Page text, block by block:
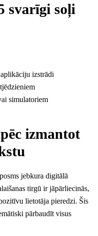
svarīgi soļi
izstrādi
simulatoriem
izmantot
jebkura digitālā
tirgū ir jāpārliecinās,
lietotāja pieredzi. Šis
pārbaudīt visus